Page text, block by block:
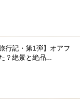
行記・第1弾】オアフ
？絶景と絶品...